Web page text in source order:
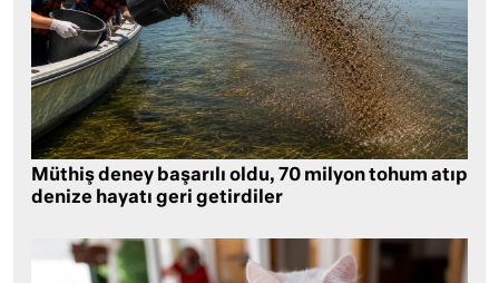
Müthiş deney başarılı oldu, 70 milyon tohum atıp
denize hayatı geri getirdiler